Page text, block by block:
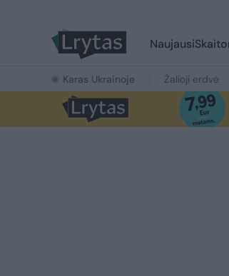
Naujausi
Karas Ukrainoje Žalioji erdvė